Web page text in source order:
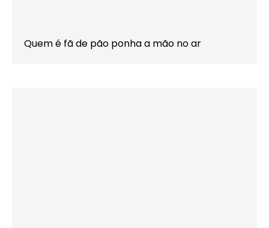
Quem é fã de pão ponha a mão no ar